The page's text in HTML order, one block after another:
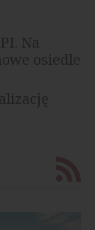
Na
osiedle